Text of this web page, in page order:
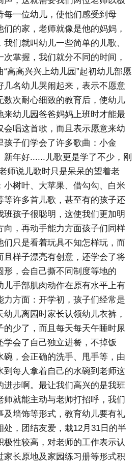
每一位幼儿，使他们感受到母
的家，老师就像是他的妈妈，
们就叫幼儿一些简单的儿歌、
掌握，我们就分不同的时间，
高高兴兴上幼儿园”起初幼儿部愿
几名幼儿哭闹起来，表示不愿意
数次耐心细致的教育后，使幼儿
来幼儿园爸爸妈妈上班时才能最
会唱这首歌，而且表示愿意来幼
孩子们学会了许多歌曲：小金
新年好......儿歌更是学了不少，刚
师说儿歌时只是呆呆的望着老
小树叶、大苹果、借勾勾、白米
等许多首儿歌，甚至有的孩子还
班孩子很聪明，这使我们更加明
向，再动手能力方面孩子们同样
们只是看着玩具不知怎样玩，而
且样子漂亮有创意，还学会了将
形，会自己撕不同制度等地的
儿手部肌肉动作在原有水平上有
力方面：开学初，孩子们经常是
儿离园时家长认领幼儿衣裤，
的少了，而且每天每天午睡时尿
学会了自己独立进餐，不掉饭
碗，会正确的洗手、甩手等，由
到每人拿着自己的水碗到老师这
进步啊。最让我们高兴的是我班
师就能主动与老师打招呼，我们
及墙饰等形式，教育幼儿要有礼
处，团结友爱，栽12月31日的半
极性较高，对老师的工作表示认
家长原地及家园练习册等形式积